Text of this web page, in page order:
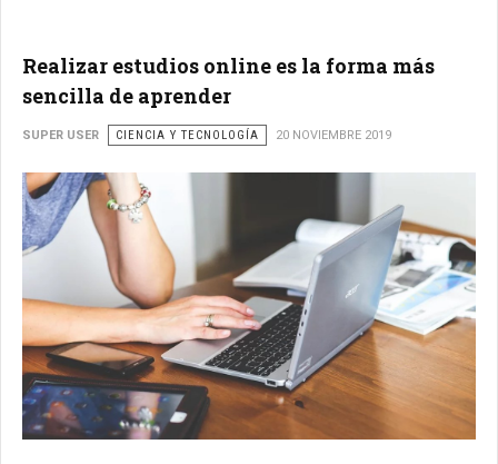
Realizar estudios online es la forma más
sencilla de aprender
SUPER USER CIENCIA Y TECNOLOGÍA 20 NOVIEMBRE 2019